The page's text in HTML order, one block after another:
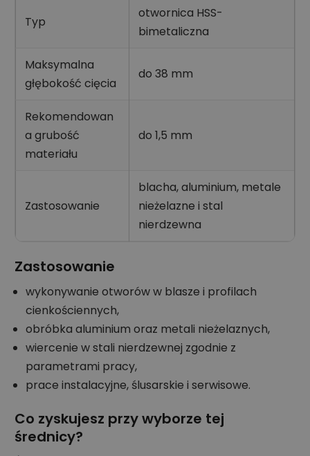
Typ
otwornica HSS-
bimetaliczna
Maksymalna
głębokość cięcia
do 38 mm
Rekomendowan
a grubość
materiału
do 1,5 mm
Zastosowanie
blacha, aluminium, metale
nieżelazne i stal
nierdzewna
Zastosowanie
wykonywanie otworów w blasze i profilach
cienkościennych,
obróbka aluminium oraz metali nieżelaznych,
wiercenie w stali nierdzewnej zgodnie z
parametrami pracy,
prace instalacyjne, ślusarskie i serwisowe.
Co zyskujesz przy wyborze tej
średnicy?